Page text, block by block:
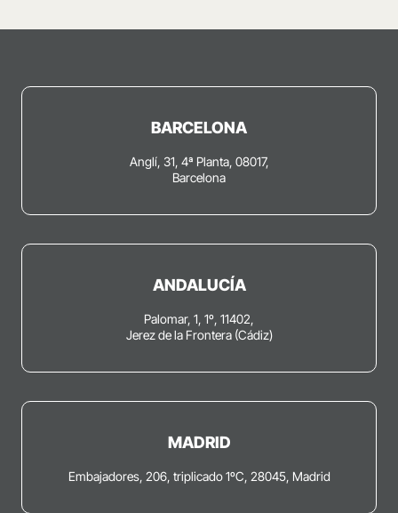
página
BARCELONA
Anglí, 31, 4ª Planta, 08017,
Barcelona
ANDALUCÍA
Palomar, 1, 1º, 11402,
Jerez de la Frontera (Cádiz)
MADRID
Embajadores, 206, triplicado 1ºC, 28045, Madrid